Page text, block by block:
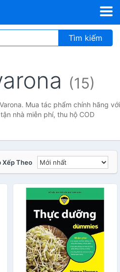
Tìm kiếm
(15)
Mua tác phẩm chính hãng với
nhà miễn phí, thu hộ COD
Xếp Theo